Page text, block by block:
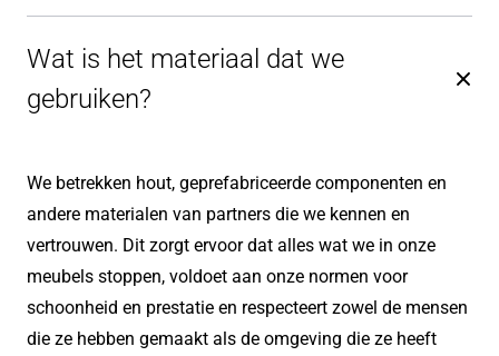
Wat is het materiaal dat we
gebruiken?
We betrekken hout, geprefabriceerde componenten en
andere materialen van partners die we kennen en
vertrouwen. Dit zorgt ervoor dat alles wat we in onze
meubels stoppen, voldoet aan onze normen voor
schoonheid en prestatie en respecteert zowel de mensen
die ze hebben gemaakt als de omgeving die ze heeft